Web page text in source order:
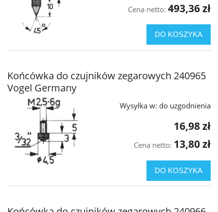
Cena netto: 493,36 zł
DO KOSZYKA
Końcówka do czujników zegarowych 240965
Vogel Germany
Wysyłka w: do uzgodnienia
16,98 zł
Cena netto: 13,80 zł
DO KOSZYKA